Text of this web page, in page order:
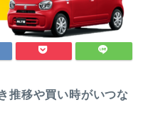
推移や買い時がいつな